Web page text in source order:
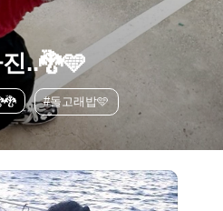
..🐉🩵
#돌고래밥🩵